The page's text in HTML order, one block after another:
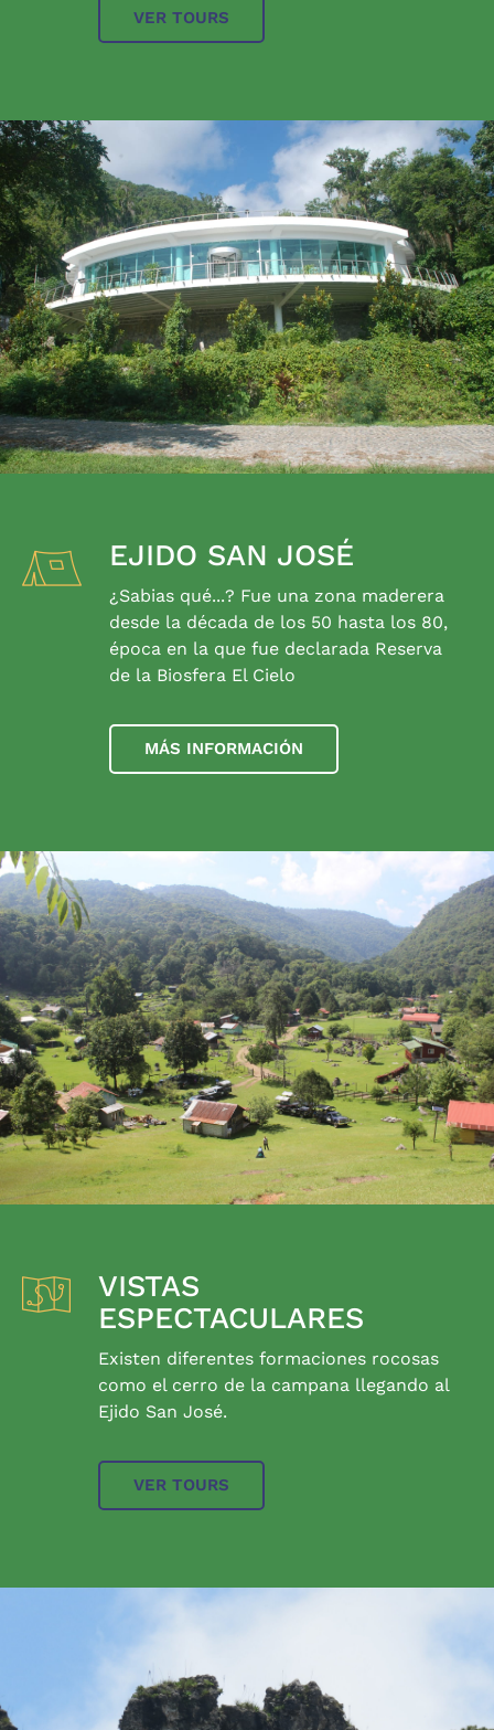
VER TOURS
EJIDO SAN JOSÉ
¿Sabias qué...? Fue una zona maderera
desde la década de los 50 hasta los 80,
época en la que fue declarada Reserva
de la Biosfera El Cielo
MÁS INFORMACIÓN
VISTAS
ESPECTACULARES
Existen diferentes formaciones rocosas
como el cerro de la campana llegando al
Ejido San José.
VER TOURS